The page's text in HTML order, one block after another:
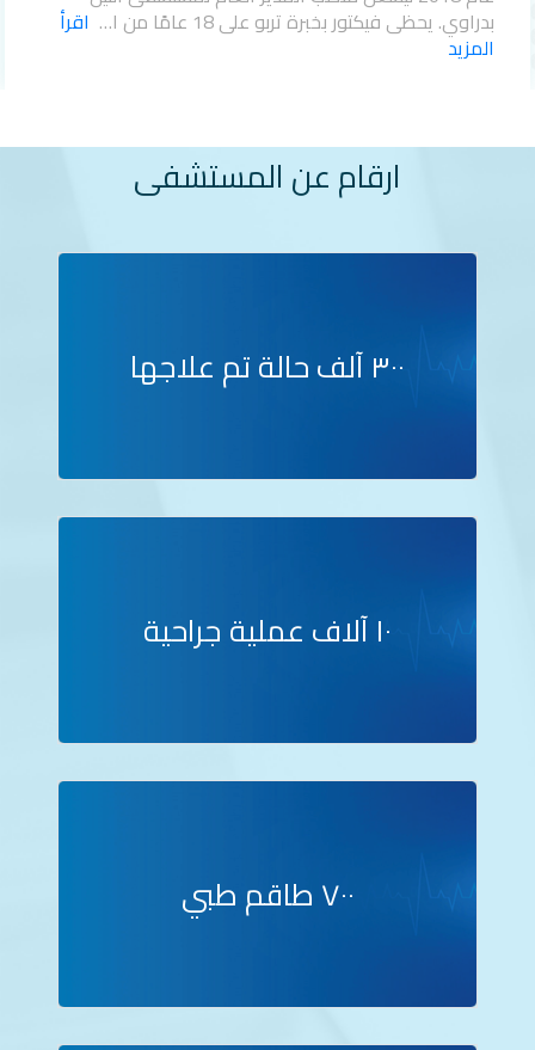
بدراوي. يحظى فيكتور بخبرة تربو على 18 عامًا من ا… اقرأ
المزيد
ارقام عن المستشفى
٣٠٠ آلف حالة تم علاجها
١٠ آلاف عملية جراحية
٧٠٠ طاقم طبي